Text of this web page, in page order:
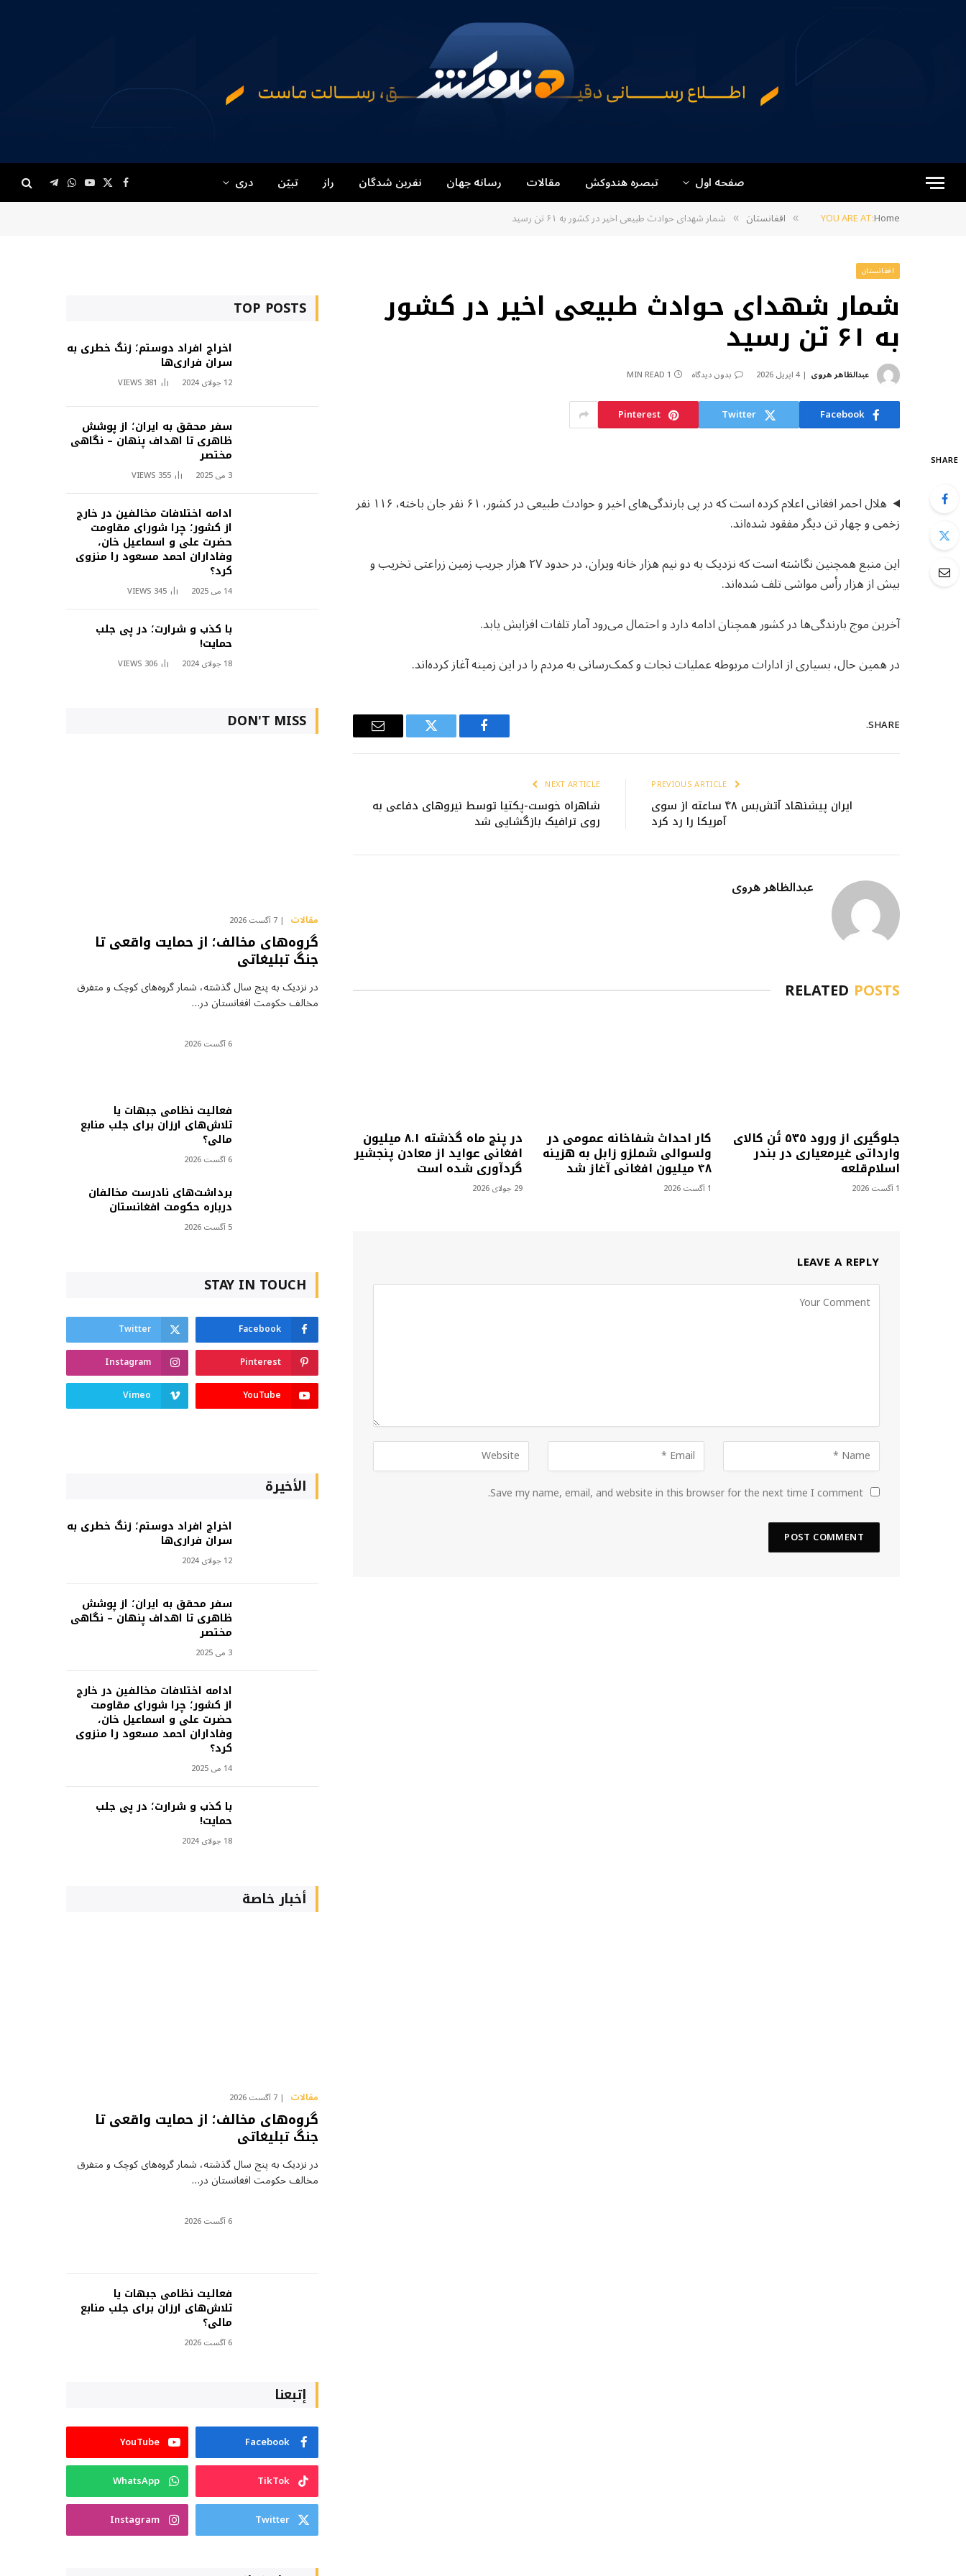
صفحه اول تبصره هندوکش مقالات رسانه جهان نفرین شدگان راز تبیّن دری Facebook
X
(Twitter)
YouTube
WhatsApp
Telegram
YOU ARE AT:Home
» افغانستان » شمار شهدای حوادث طبیعی اخیر در کشور به ۶۱ تن رسید
افغانستان
شمار شهدای حوادث طبیعی اخیر در کشور
به ۶۱ تن رسید
عبدالظاهر هروی 4 اپریل 2026 بدون دیدگاه 1 MIN READ
Facebook
Twitter
Pinterest
SHARE
هلال احمر افغانی اعلام کرده است که در پی بارندگی‌های اخیر و حوادث طبیعی در کشور، ۶۱ نفر جان باخته، ۱۱۶ نفر
زخمی و چهار تن دیگر مفقود شده‌اند.
این منبع همچنین نگاشته است که نزدیک به دو نیم هزار خانه ویران، در حدود ۲۷ هزار جریب زمین زراعتی تخریب و
بیش از هزار رأس مواشی تلف شده‌اند.
آخرین موج بارندگی‌ها در کشور همچنان ادامه دارد و احتمال می‌رود آمار تلفات افزایش یابد.
در همین حال، بسیاری از ادارات مربوطه عملیات نجات و کمک‌رسانی به مردم را در این زمینه آغاز کرده‌اند.
SHARE.
Facebook
Twitter
Email
ایران پیشنهاد آتش‌بس ۴۸ ساعته از سوی
آمریکا را رد کرد
NEXT ARTICLE
شاهراه خوست-پکتیا توسط نیروهای دفاعی به
روی ترافیک بازگشایی شد
عبدالظاهر هروی
RELATED POSTS
جلوگیری از ورود ۵۳۵ تُن کالای
وارداتی غیرمعیاری در بندر
اسلام‌قلعه
1 آگست 2026
کار احداث شفاخانه عمومی در
ولسوالی شملزو زابل به هزینه
۴۸ میلیون افغانی آغاز شد
1 آگست 2026
در پنج ماه گذشته ۸.۱ میلیون
افغانی عواید از معادن پنجشیر
گردآوری شده است
29 جولای 2026
LEAVE A REPLY
Save my name, email, and website in this browser for the next time I comment.
TOP POSTS
اخراج افراد دوستم؛ زنگ خطری به
سران فراری‌ها
12 جولای 2024 381
VIEWS
سفر محقق به ایران؛ از پوشش
ظاهری تا اهداف پنهان – نگاهی
مختصر
3 می 2025 355
VIEWS
ادامه اختلافات مخالفین در خارج
از کشور؛ چرا شورای مقاومت
حضرت علی و اسماعیل خان،
وفاداران احمد مسعود را منزوی
کرد؟
14 می 2025 345
VIEWS
با کذب و شرارت؛ در پی جلب
حمایت!
18 جولای 2024 306
VIEWS
DON'T MISS
مقالات 7 آگست 2026
گروه‌های مخالف؛ از حمایت واقعی تا
جنگ تبلیغاتی
در نزدیک به پنج سال گذشته، شمار گروه‌های کوچک و متفرق
مخالف حکومت افغانستان در…
6 آگست 2026
فعالیت نظامی جبهات یا
تلاش‌های ارزان برای جلب منابع
مالی؟
6 آگست 2026
برداشت‌های نادرست مخالفان
درباره حکومت افغانستان
5 آگست 2026
STAY IN TOUCH
Facebook
Twitter
Pinterest
Instagram
YouTube
Vimeo
الأخيرة
اخراج افراد دوستم؛ زنگ خطری به
سران فراری‌ها
12 جولای 2024
سفر محقق به ایران؛ از پوشش
ظاهری تا اهداف پنهان – نگاهی
مختصر
3 می 2025
ادامه اختلافات مخالفین در خارج
از کشور؛ چرا شورای مقاومت
حضرت علی و اسماعیل خان،
وفاداران احمد مسعود را منزوی
کرد؟
14 می 2025
با کذب و شرارت؛ در پی جلب
حمایت!
18 جولای 2024
أخبار خاصة
مقالات 7 آگست 2026
گروه‌های مخالف؛ از حمایت واقعی تا
جنگ تبلیغاتی
در نزدیک به پنج سال گذشته، شمار گروه‌های کوچک و متفرق
مخالف حکومت افغانستان در…
6 آگست 2026
فعالیت نظامی جبهات یا
تلاش‌های ارزان برای جلب منابع
مالی؟
6 آگست 2026
إتبعنا
Facebook
YouTube
TikTok
WhatsApp
Twitter
Instagram